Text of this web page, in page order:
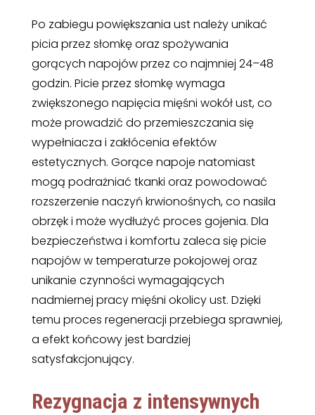
Po zabiegu powiększania ust należy unikać
picia przez słomkę oraz spożywania
gorących napojów przez co najmniej 24–48
godzin. Picie przez słomkę wymaga
zwiększonego napięcia mięśni wokół ust, co
może prowadzić do przemieszczania się
wypełniacza i zakłócenia efektów
estetycznych. Gorące napoje natomiast
mogą podrażniać tkanki oraz powodować
rozszerzenie naczyń krwionośnych, co nasila
obrzęk i może wydłużyć proces gojenia. Dla
bezpieczeństwa i komfortu zaleca się picie
napojów w temperaturze pokojowej oraz
unikanie czynności wymagających
nadmiernej pracy mięśni okolicy ust. Dzięki
temu proces regeneracji przebiega sprawniej,
a efekt końcowy jest bardziej
satysfakcjonujący.
Rezygnacja z intensywnych